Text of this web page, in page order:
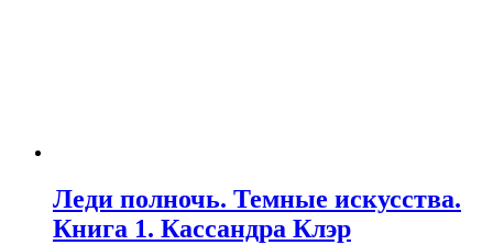
Леди полночь. Темные искусства.
Книга 1. Кассандра Клэр